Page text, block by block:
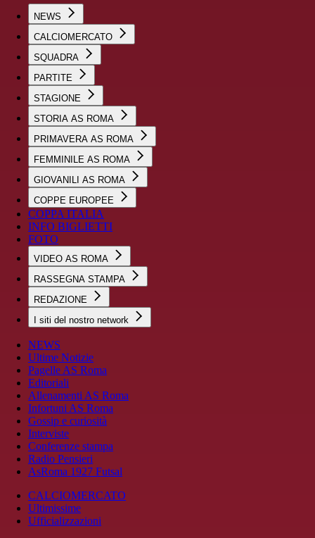
NEWS
CALCIOMERCATO
SQUADRA
PARTITE
STAGIONE
STORIA AS ROMA
PRIMAVERA AS ROMA
FEMMINILE AS ROMA
GIOVANILI AS ROMA
COPPE EUROPEE
COPPA ITALIA
INFO BIGLIETTI
FOTO
VIDEO AS ROMA
RASSEGNA STAMPA
REDAZIONE
I siti del nostro network
NEWS
Ultime Notizie
Pagelle AS Roma
Editoriali
Allenamenti AS Roma
Infortuni AS Roma
Gossip e curiosità
Interviste
Conferenze stampa
Radio Pensieri
AsRoma 1927 Futsal
CALCIOMERCATO
Ultimissime
Ufficializzazioni